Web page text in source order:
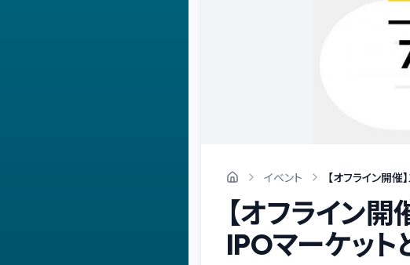
イベント 【オフライン開
【オフライン
IPOマーケッ